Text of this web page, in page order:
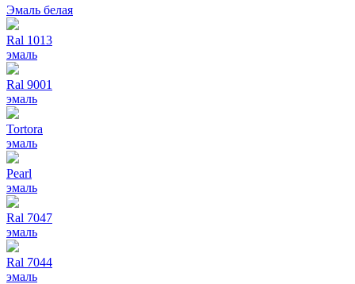
Эмаль белая
Ral 1013
эмаль
Ral 9001
эмаль
Tortora
эмаль
Pearl
эмаль
Ral 7047
эмаль
Ral 7044
эмаль